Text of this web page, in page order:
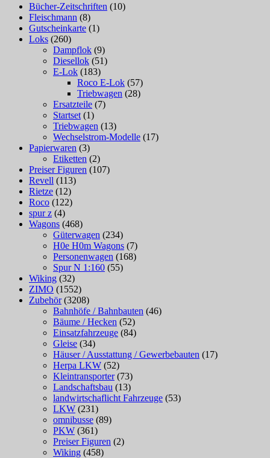
Bücher-Zeitschriften (10)
Fleischmann (8)
Gutscheinkarte (1)
Loks (260)
Dampflok (9)
Diesellok (51)
E-Lok (183)
Roco E-Lok (57)
Triebwagen (28)
Ersatzteile (7)
Startset (1)
Triebwagen (13)
Wechselstrom-Modelle (17)
Papierwaren (3)
Etiketten (2)
Preiser Figuren (107)
Revell (113)
Rietze (12)
Roco (122)
spur z (4)
Wagons (468)
Güterwagen (234)
H0e H0m Wagons (7)
Personenwagen (168)
Spur N 1:160 (55)
Wiking (32)
ZIMO (1552)
Zubehör (3208)
Bahnhöfe / Bahnbauten (46)
Bäume / Hecken (52)
Einsatzfahrzeuge (84)
Gleise (34)
Häuser / Ausstattung / Gewerbebauten (17)
Herpa LKW (52)
Kleintransporter (73)
Landschaftsbau (13)
landwirtschaflicht Fahrzeuge (53)
LKW (231)
omnibusse (89)
PKW (361)
Preiser Figuren (2)
Wiking (458)